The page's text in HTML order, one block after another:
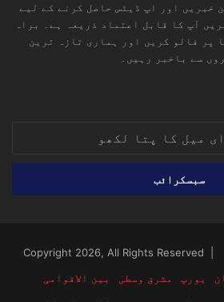
خبریں اور اپ ڈیٹس حاصل کرنے کے لیے
آپ کا قابل اعتماد ذریعہ ہے۔ براہ
پر فالو کریں اور ہماری تازہ ترین
سے باخبر رہیں۔
یورپ مشرق وسطیٰ
بین الاقوامی